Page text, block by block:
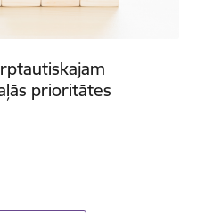
prioritātes